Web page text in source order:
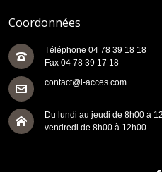
Coordonnées
Téléphone 04 78 39 18 18
Fax 04 78 39 17 18
contact@l-acces.com
Du lundi au jeudi de 8h00 à
vendredi de 8h00 à 12h00